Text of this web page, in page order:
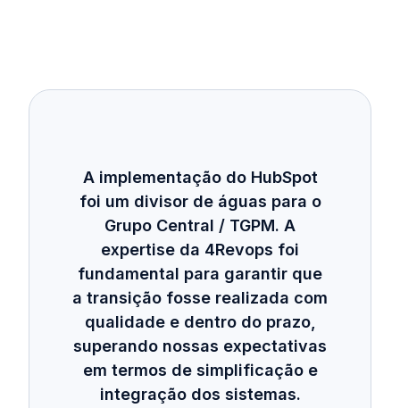
A implementação do HubSpot
foi um divisor de águas para o
Grupo Central / TGPM. A
expertise da 4Revops foi
fundamental para garantir que
a transição fosse realizada com
qualidade e dentro do prazo,
superando nossas expectativas
em termos de simplificação e
integração dos sistemas.